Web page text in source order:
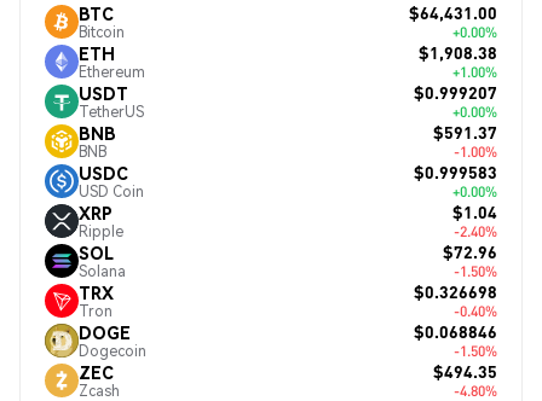
BTC
Bitcoin
$64,431.00
+0.00%
ETH
Ethereum
$1,908.38
+1.00%
USDT
TetherUS
$0.999207
+0.00%
BNB
BNB
$591.37
-1.00%
USDC
USD Coin
$0.999583
+0.00%
XRP
Ripple
$1.04
-2.40%
SOL
Solana
$72.96
-1.50%
TRX
Tron
$0.326698
-0.40%
DOGE
Dogecoin
$0.068846
-1.50%
ZEC
Zcash
$494.35
-4.80%